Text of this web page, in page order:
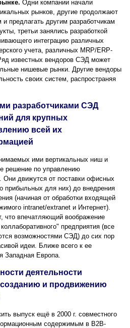
Одни компании начали
рынков, другие продолжают
предлагать другим разработчикам
третьи занялись разработкой
интеграцию различных
учета, различных MRP/ERP-
известных вендоров СЭД может
нишевые рынки. Другие вендоры
своих систем, распространяя
разработчиками СЭД
для крупных
всей их
ими вертикальных ниш и
решение по управлению
движутся от поставки офисных
прибыльных для них) до внедрения
(начиная от обработки входящей
intranet/extranet и Интернет).
что впечатляющий воображение
предприятия (все
возможностями СЭД) до сих пор
идеи. Ближе всего к ее
Западная Европа.
деятельности
и продвижению
выпуск ещё в 2000 г. совместного
содержимым в В2В-